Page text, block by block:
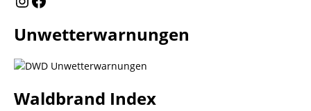
Unwetterwarnungen
Waldbrand Index